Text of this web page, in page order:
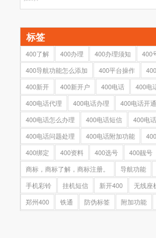
标签
400了解 400办理 400办理须知 400
400导航功能怎么添加
400平台操作
400新开
400新开户 400电话
400电
400电话代理
400电话办理 400电话开通
400电话怎么办理
400电话短信 400电
400电话问题处理
400电话附加功能
400绑定
400资料 400选号 400靓号
商标，商标了解，商标注册。
导航功能
手机彩铃
挂机短信 新开400 无线座
郑州400
铁通 防伪标签 附加功能